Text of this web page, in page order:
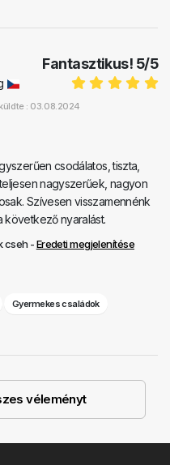
Fantasztikus! 5/5
: 03.08.2024
csodálatos, tiszta,
nagyszerűek, nagyon
Szívesen visszamennénk
következő nyaralást.
cseh -Eredeti megjelenítése
Gyermekes családok
véleményt